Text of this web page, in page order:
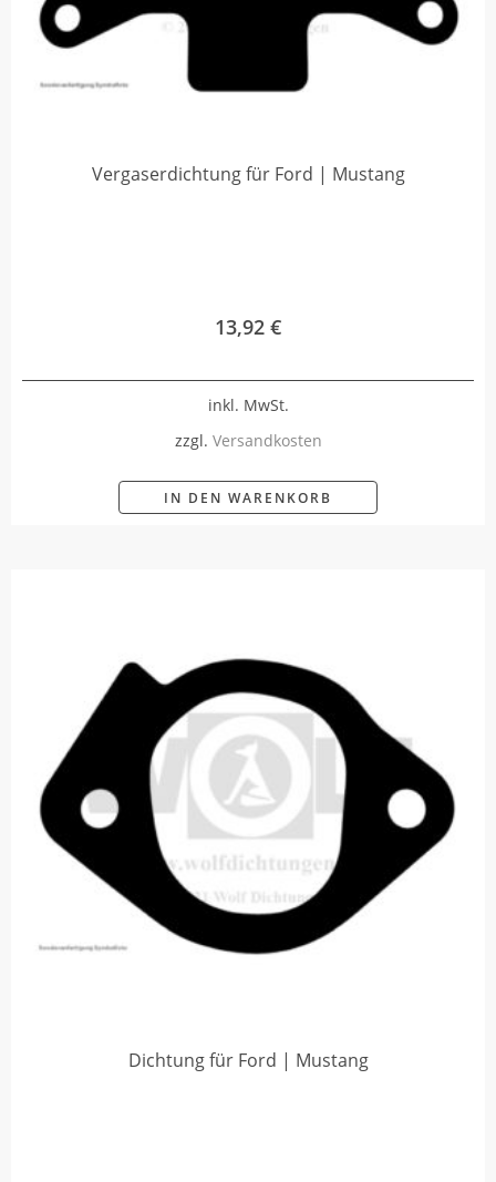
Vergaserdichtung für Ford | Mustang
13,92 €
inkl. MwSt.
zzgl. Versandkosten
IN DEN WARENKORB
Dichtung für Ford | Mustang